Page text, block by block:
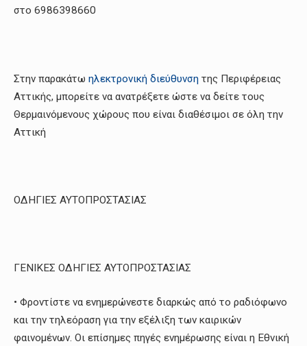
στο 6986398660
Στην παρακάτω ηλεκτρονική διεύθυνση της Περιφέρειας
Αττικής, μπορείτε να ανατρέξετε ώστε να δείτε τους
Θερμαινόμενους χώρους που είναι διαθέσιμοι σε όλη την
Αττική
ΟΔΗΓΙΕΣ ΑΥΤΟΠΡΟΣΤΑΣΙΑΣ
ΓΕΝΙΚΕΣ ΟΔΗΓΙΕΣ ΑΥΤΟΠΡΟΣΤΑΣΙΑΣ
• Φροντίστε να ενημερώνεστε διαρκώς από το ραδιόφωνο
και την τηλεόραση για την εξέλιξη των καιρικών
φαινομένων. Οι επίσημες πηγές ενημέρωσης είναι η Εθνική